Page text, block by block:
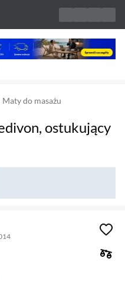
z banerami, aktualny element 1 z
Maty do masażu
ostukujący